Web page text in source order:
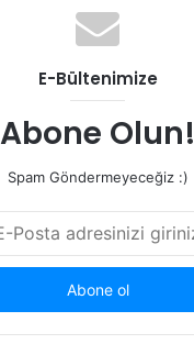
E-Bültenimize
Abone Olun!
Spam Göndermeyeceğiz :)